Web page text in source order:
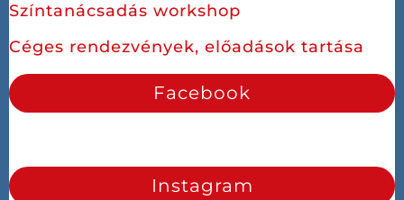
Színtanácsadás workshop
Céges rendezvények, előadások tartása
Facebook
Instagram